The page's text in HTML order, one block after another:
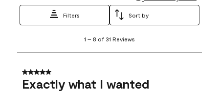
Filters Sort by
8
31
Reviews
1 – 8 of 31 Reviews
5 out of 5 stars.
Exactly what I wanted